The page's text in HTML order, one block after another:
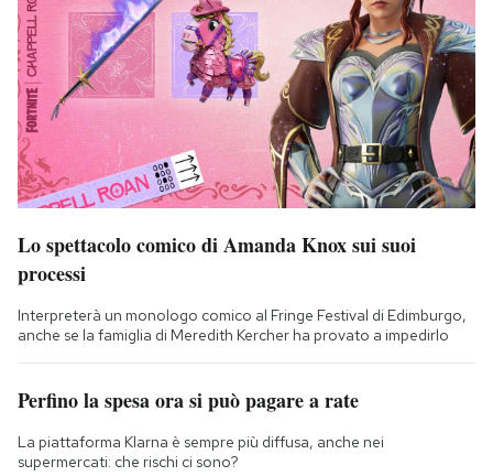
Lo spettacolo comico di Amanda Knox sui suoi
processi
Interpreterà un monologo comico al Fringe Festival di Edimburgo,
anche se la famiglia di Meredith Kercher ha provato a impedirlo
Perfino la spesa ora si può pagare a rate
La piattaforma Klarna è sempre più diffusa, anche nei
supermercati: che rischi ci sono?